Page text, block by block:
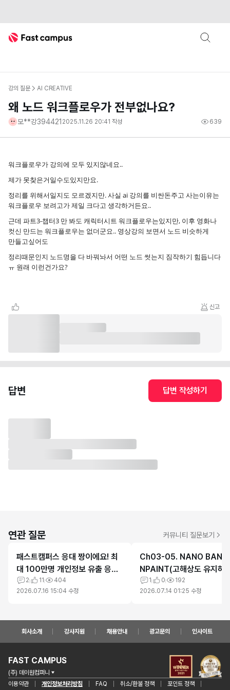
Fast Campus
강의 질문 AI CREATIVE
왜 노드 워크플로우가 전부없나요?
모**강394421 2025.11.26 20:41 작성 639
워크플로우가 강의에 모두 있지않네요..
제가 못찾은거일수도있지만요.
정리를 위해서일지도 모르겠지만. 사실 ai 강의를 비싼돈주고 사는이유는
워크플로우 보려고가 제일 크다고 생각하거든요..
근데 파트3-챕터3 만 봐도 캐릭터시트 워크플로우는있지만, 이후 영화나
컷신 만드는 워크플로우는 없더군요.. 영상강의 보면서 노드 비슷하게
만들고싶어도
정리때문인지 노드명을 다 바꿔놔서 어떤 노드 썻는지 짐작하기 힘듭니다
ㅠ 원래 이런건가요?
신고
답변 답변 작성하기
연관 질문 커뮤니티 질문보기
패스트캠퍼스 응대 짱이에요! 최
대 100만명 개인정보 유출 응대
최고
2 11
404
2026.07.16 15:04 수정
Ch03-05. NANO
NPAINT(고해상도 유지하
의 자료 에러
1 0
192
2026.07.14 01:25 수정
회사소개 강사지원 채용안내 광고문의 인사이트
FAST CAMPUS
(주) 데이원컴퍼니
이용약관
개인정보처리방침 FAQ 취소/환불 정책 포인트 정책